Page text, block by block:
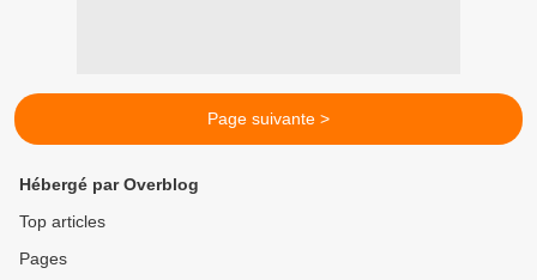
Page suivante >
Hébergé par Overblog
Top articles
Pages